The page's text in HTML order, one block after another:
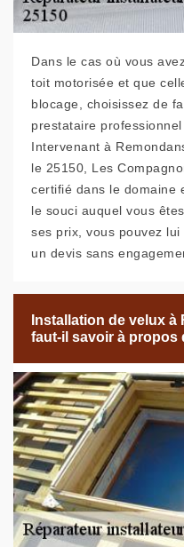
Dans le cas où vous
toit motorisée et que
blocage, choisissez de
prestataire
Intervenant à
le 25150, Les
certifié dans le domaine
le souci auquel vous
ses prix, vous pouvez
un devis sans
Installation de velux à
faut-il savoir à propos